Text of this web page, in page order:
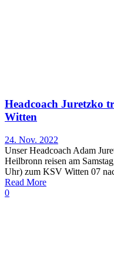
Headcoach Juretzko
Witten
24. Nov. 2022
Unser Headcoach Adam
Heilbronn reisen am
Uhr) zum KSV Witten 07
Read More
0